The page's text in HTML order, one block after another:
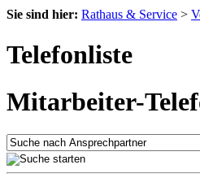
Sie sind hier: Rathaus & Service >
Telefonliste
Mitarbeiter-